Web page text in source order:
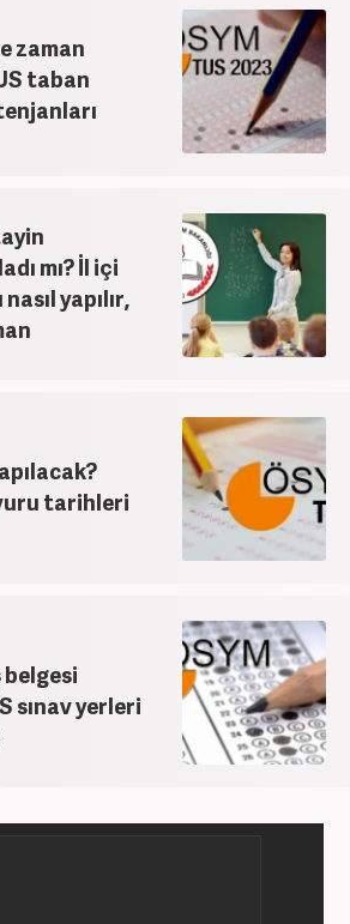
zaman
taban
mı? İl içi
yapılır,
tarihleri
belgesi
sınav yerleri